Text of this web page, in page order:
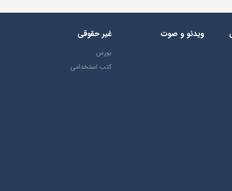
ویدئو و صوت غیر حقوقی
بورس
کتب استخدامی